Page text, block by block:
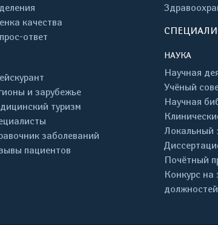
качества
ответ
и зарубежье
туризм
заболеваний
пациентов
НАУКА
Научная
Учёный
Научная
Локальный
Почётный
Конкурс